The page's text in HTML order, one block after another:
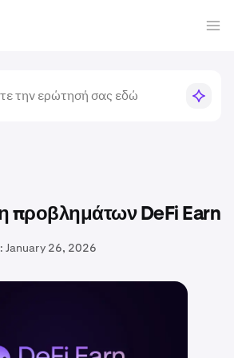
προβλημάτων DeFi Earn
January 26, 2026